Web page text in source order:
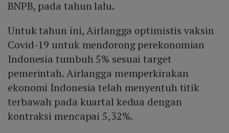
BNPB, pada tahun lalu.
Untuk tahun ini, Airlangga optimistis vaksin
Covid-19 untuk mendorong perekonomian
Indonesia tumbuh 5% sesuai target
pemerintah. Airlangga memperkirakan
ekonomi Indonesia telah menyentuh titik
terbawah pada kuartal kedua dengan
kontraksi mencapai 5,32%.